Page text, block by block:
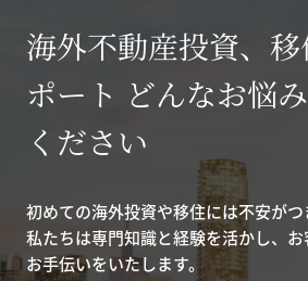
海外不動産投資、
ポート どんなお悩
ください
初めての海外投資や移住には不安がつ
私たちは専門知識と経験を活かし、
お手伝いをいたします。